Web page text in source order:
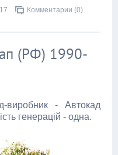
Комментарии (0)
(РФ) 1990-
виробник - Автокад
генерацій - одна.